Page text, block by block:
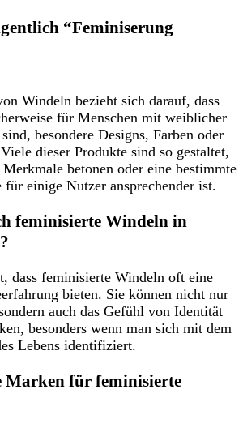
“Feminiserung
Windeln bezieht⁣ sich ‌darauf, dass
für Menschen mit ⁣weiblicher
‍besondere Designs, Farben​ oder
dieser Produkte sind ‌so ‍gestaltet,
betonen ​oder eine bestimmte
‌einige Nutzer⁣ ansprechender ist.
feminisierte‍ Windeln in
dass feminisierte Windeln oft eine
bieten. Sie können nicht nur
auch‍ das ⁣Gefühl‍ von‍ Identität
besonders wenn man sich mit ⁢dem
Lebens ⁣identifiziert.
Marken für feminisierte